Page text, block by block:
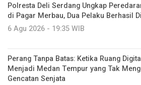
Polresta Deli Serdang Ungkap
di Pagar Merbau, Dua Pelaku Berhasil
6 Agu 2026 - 19:35 WIB
Perang Tanpa Batas: Ketika Ruang
Menjadi Medan Tempur yang Tak
Gencatan Senjata